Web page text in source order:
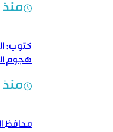
منذ 7 ساعات
كتوب:
هجوم
منذ 7 ساعات
محافظ